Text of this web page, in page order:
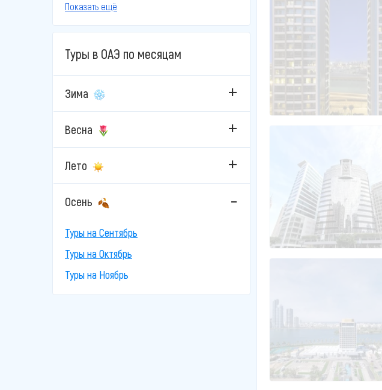
Показать ещё
Туры в ОАЭ по месяцам
Зима
Весна
Лето
Осень
Туры на Сентябрь
Туры на Октябрь
Туры на Ноябрь